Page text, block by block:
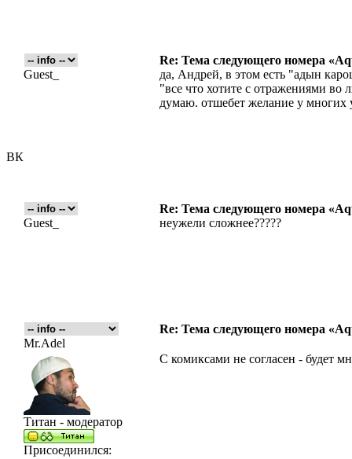
ВК
Re: Тема следующего номера
Guest_
да, Андрей, в этом есть "адын
"все что хотите с отражениями во
думаю. отшебет желание у многих
Re: Тема следующего номера
Guest_
неужели сложнее?????
Re: Тема следующего номера
Mr.Adel
Титан - модератор
Присоединился:
С комиксами не согласен - будет